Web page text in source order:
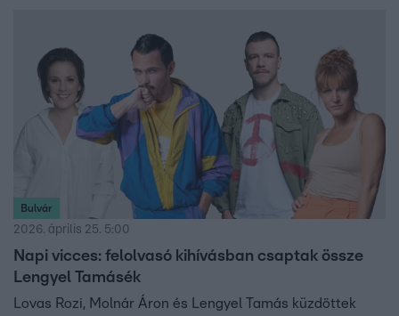
Bulvár
2026. április 25. 5:00
Napi vicces: felolvasó kihívásban csaptak össze
Lengyel Tamásék
Lovas Rozi, Molnár Áron és Lengyel Tamás küzdöttek